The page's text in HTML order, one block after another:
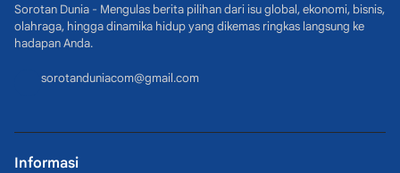
Sorotan Dunia - Mengulas berita pilihan dari isu global, ekonomi, bisnis,
olahraga, hingga dinamika hidup yang dikemas ringkas langsung ke
hadapan Anda.
sorotanduniacom@gmail.com
Informasi